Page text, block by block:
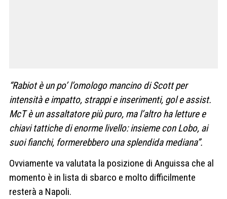
“Rabiot è un po’ l’omologo mancino di Scott per
intensità e impatto, strappi e inserimenti, gol e assist.
McT è un assaltatore più puro, ma l’altro ha letture e
chiavi tattiche di enorme livello: insieme con Lobo, ai
suoi fianchi, formerebbero una splendida mediana”.
Ovviamente va valutata la posizione di Anguissa che al
momento è in lista di sbarco e molto difficilmente
resterà a Napoli.